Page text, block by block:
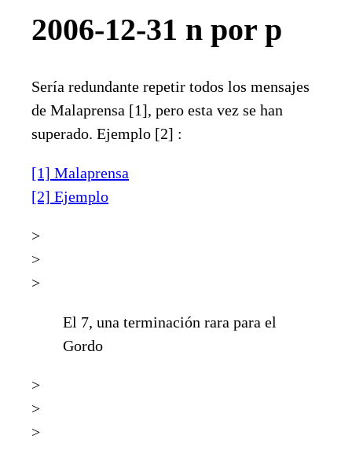
2006-12-31 n por p
Sería redundante repetir todos los mensajes
de Malaprensa [1], pero esta vez se han
superado. Ejemplo [2] :
[1] Malaprensa
[2] Ejemplo
>
>
>
El 7, una terminación rara para el
Gordo
>
>
>